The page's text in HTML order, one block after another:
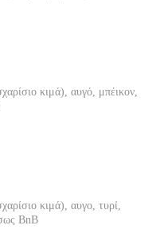
κιμά), αυγό, μπέικον,
κιμά), αυγο, τυρί,
BnB